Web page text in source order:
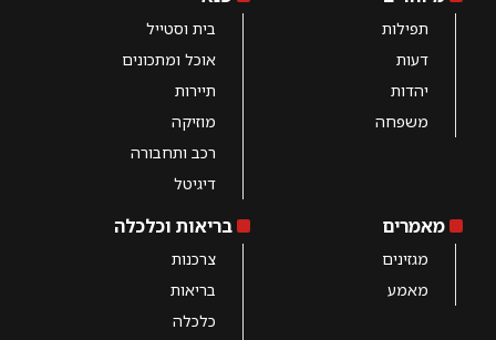
תפילות
דעות
יהדות
משפחה
בית וסטייל
אוכל ומתכונים
תיירות
מוזיקה
רכב ותחבורה
דיגיטל
מאמרים
מגזינים
מאמע
בריאות וכלכלה
צרכנות
בריאות
כלכלה